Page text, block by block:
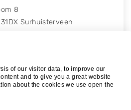
8
Surhuisterveen
Holtrop &..
of our visitor data, to improve our
and to give you a great website
about the cookies we use open the